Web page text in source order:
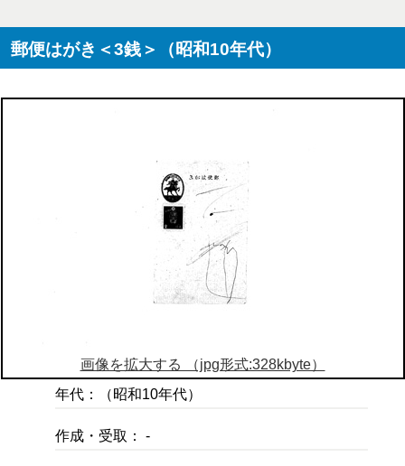
郵便はがき＜3銭＞（昭和10年代）
画像を拡大する （jpg形式:328kbyte）
年代：（昭和10年代）
作成・受取： -